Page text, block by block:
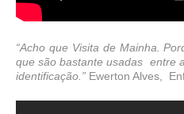
“Acho que Visita de Mainha.
que são bastante usadas entre
identificação.” Ewerton Alves,